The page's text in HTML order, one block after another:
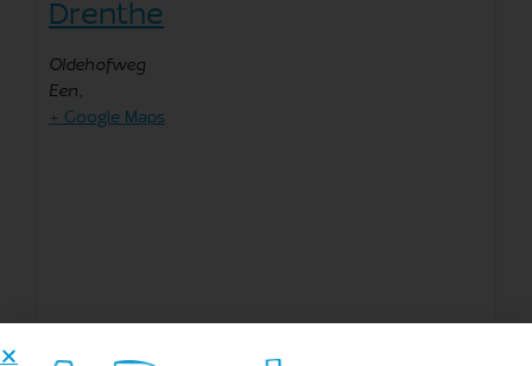
Drenthe
Oldehofweg
Een ,
+ Google Maps